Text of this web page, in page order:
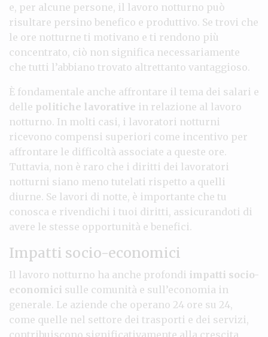
e, per alcune persone, il lavoro notturno può
risultare persino benefico e produttivo. Se trovi che
le ore notturne ti motivano e ti rendono più
concentrato, ciò non significa necessariamente
che tutti l’abbiano trovato altrettanto vantaggioso.
È fondamentale anche affrontare il tema dei salari e
delle politiche lavorative in relazione al lavoro
notturno. In molti casi, i lavoratori notturni
ricevono compensi superiori come incentivo per
affrontare le difficoltà associate a queste ore.
Tuttavia, non è raro che i diritti dei lavoratori
notturni siano meno tutelati rispetto a quelli
diurne. Se lavori di notte, è importante che tu
conosca e rivendichi i tuoi diritti, assicurandoti di
avere le stesse opportunità e benefici.
Impatti socio-economici
Il lavoro notturno ha anche profondi impatti socio-
economici sulle comunità e sull’economia in
generale. Le aziende che operano 24 ore su 24,
come quelle nel settore dei trasporti e dei servizi,
contribuiscono significativamente alla crescita